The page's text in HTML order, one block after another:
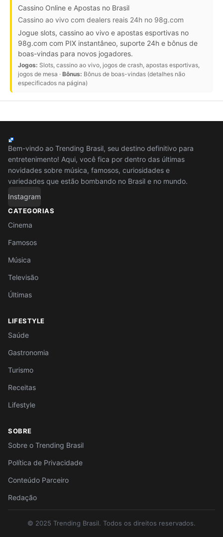
Cassino Online e Apostas no Brasil
Cassino ao vivo com dealers reais 24h no 98g.com
Jogue slots, cassino ao vivo e apostas esportivas no
98g.com com PIX instantâneo, suporte 24h e bônus de
boas-vindas para novos jogadores.
Jogos: Slots, cassino ao vivo, jogos de crash, apostas esportivas,
jogos de mesa · Bônus: Bônus de boas-vindas (detalhes não
especificados na página)
Bem-vindo ao Trending Brasil, seu destino definitivo para
entretenimento! Aqui, você fica por dentro das últimas
novidades sobre música, famosos, curiosidades e
variedades que estão bombando no Brasil e no mundo.
Instagram
CATEGORIAS
Cinema
Famosos
Música
Televisão
Últimas
LIFESTYLE
Saúde
Gastronomia
Turismo
Receitas
Lifestyle
SOBRE
Sobre o Trending Brasil
Política de Privacidade
Conteúdo Parceiro
Redação
© 2025 Trending Brasil. Todos os direitos reservados.